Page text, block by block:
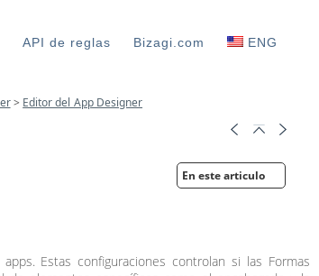
API de reglas Bizagi.com ENG